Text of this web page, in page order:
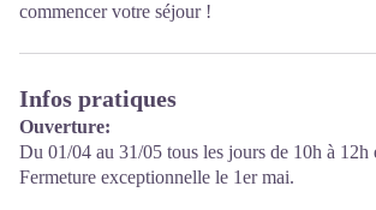
commencer votre séjour !
Infos pratiques
Ouverture:
Du 01/04 au 31/05 tous les jours de 10h à 12h
Fermeture exceptionnelle le 1er mai.